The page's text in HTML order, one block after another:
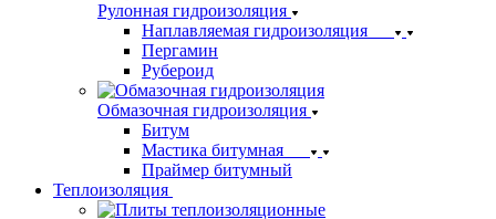
Рулонная гидроизоляция
Наплавляемая гидроизоляция
Пергамин
Рубероид
Обмазочная гидроизоляция
Битум
Мастика битумная
Праймер битумный
Теплоизоляция